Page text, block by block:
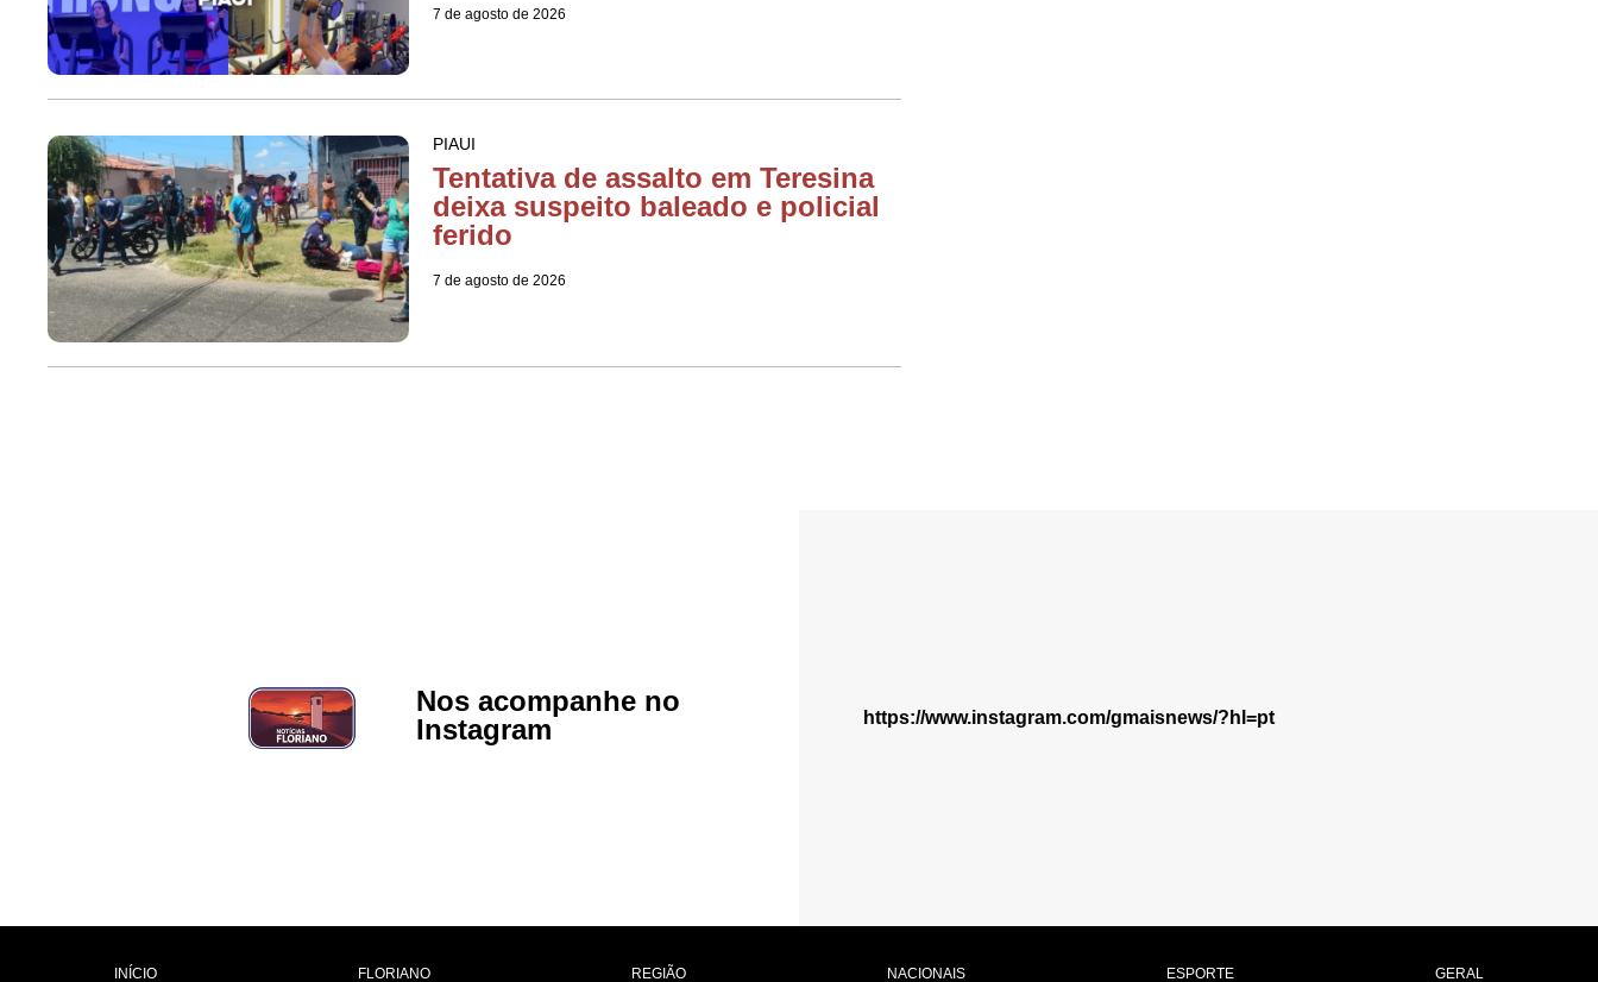
7 de agosto de 2026
PIAUI
Tentativa de assalto em Teresina
deixa suspeito baleado e policial
ferido
7 de agosto de 2026
Nos acompanhe no
Instagram
https://www.instagram.com/gmaisnews/?hl=pt
INÍCIO FLORIANO REGIÃO NACIONAIS ESPORTE GERAL